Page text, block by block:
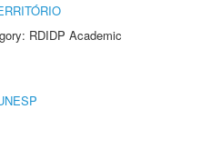
RDIDP Academic